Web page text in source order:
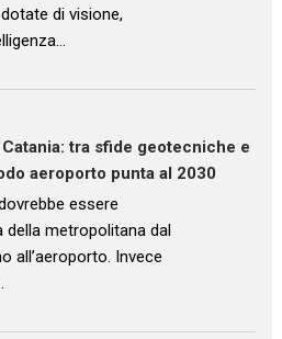
di visione,
tra sfide geotecniche e
aeroporto punta al 2030
essere
della metropolitana dal
all’aeroporto. Invece